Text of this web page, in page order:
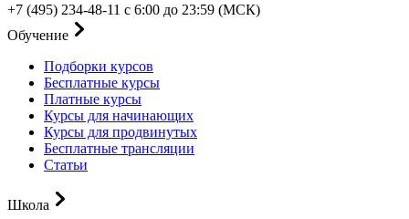
+7 (495) 234-48-11 с 6:00 до 23:59 (МСК)
Обучение
Подборки курсов
Бесплатные курсы
Платные курсы
Курсы для начинающих
Курсы для продвинутых
Бесплатные трансляции
Статьи
Школа